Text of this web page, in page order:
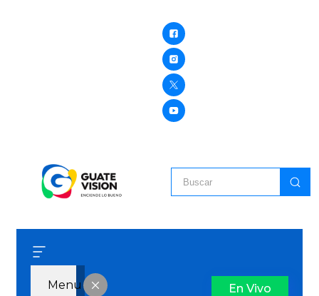
Menu En Vivo